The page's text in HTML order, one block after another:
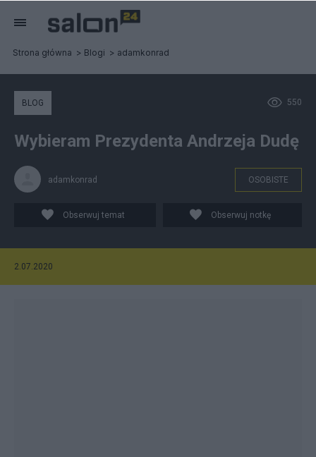
Strona główna Blogi adamkonrad
550
BLOG
Wybieram Prezydenta Andrzeja Dudę
adamkonrad OSOBISTE
Obserwuj temat Obserwuj notkę
2.07.2020